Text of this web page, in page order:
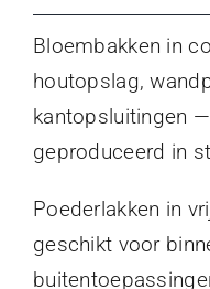
Bloembakken in
houtopslag,
kantopsluitingen
geproduceerd in
Poederlakken in
geschikt voor